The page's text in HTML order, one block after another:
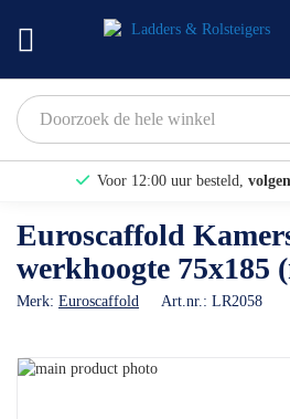
Voor 12:00 uur besteld,
Bekijk hier onze
Binnen 1 dag een
Euroscaffold
werkhoogte 75x185
Merk: Euroscaffold Art.nr.: LR2058
Ga